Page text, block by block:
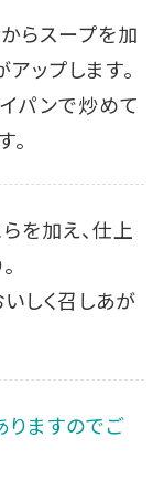
らスープを加
ップします。
パンで炒めて
を加え、仕上
しく召しあが
ますのでご